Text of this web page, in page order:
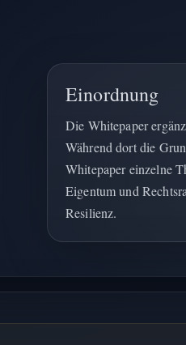
Einordnung
Die Whitepaper
Während dort die
Whitepaper einzelne
Eigentum und
Resilienz.